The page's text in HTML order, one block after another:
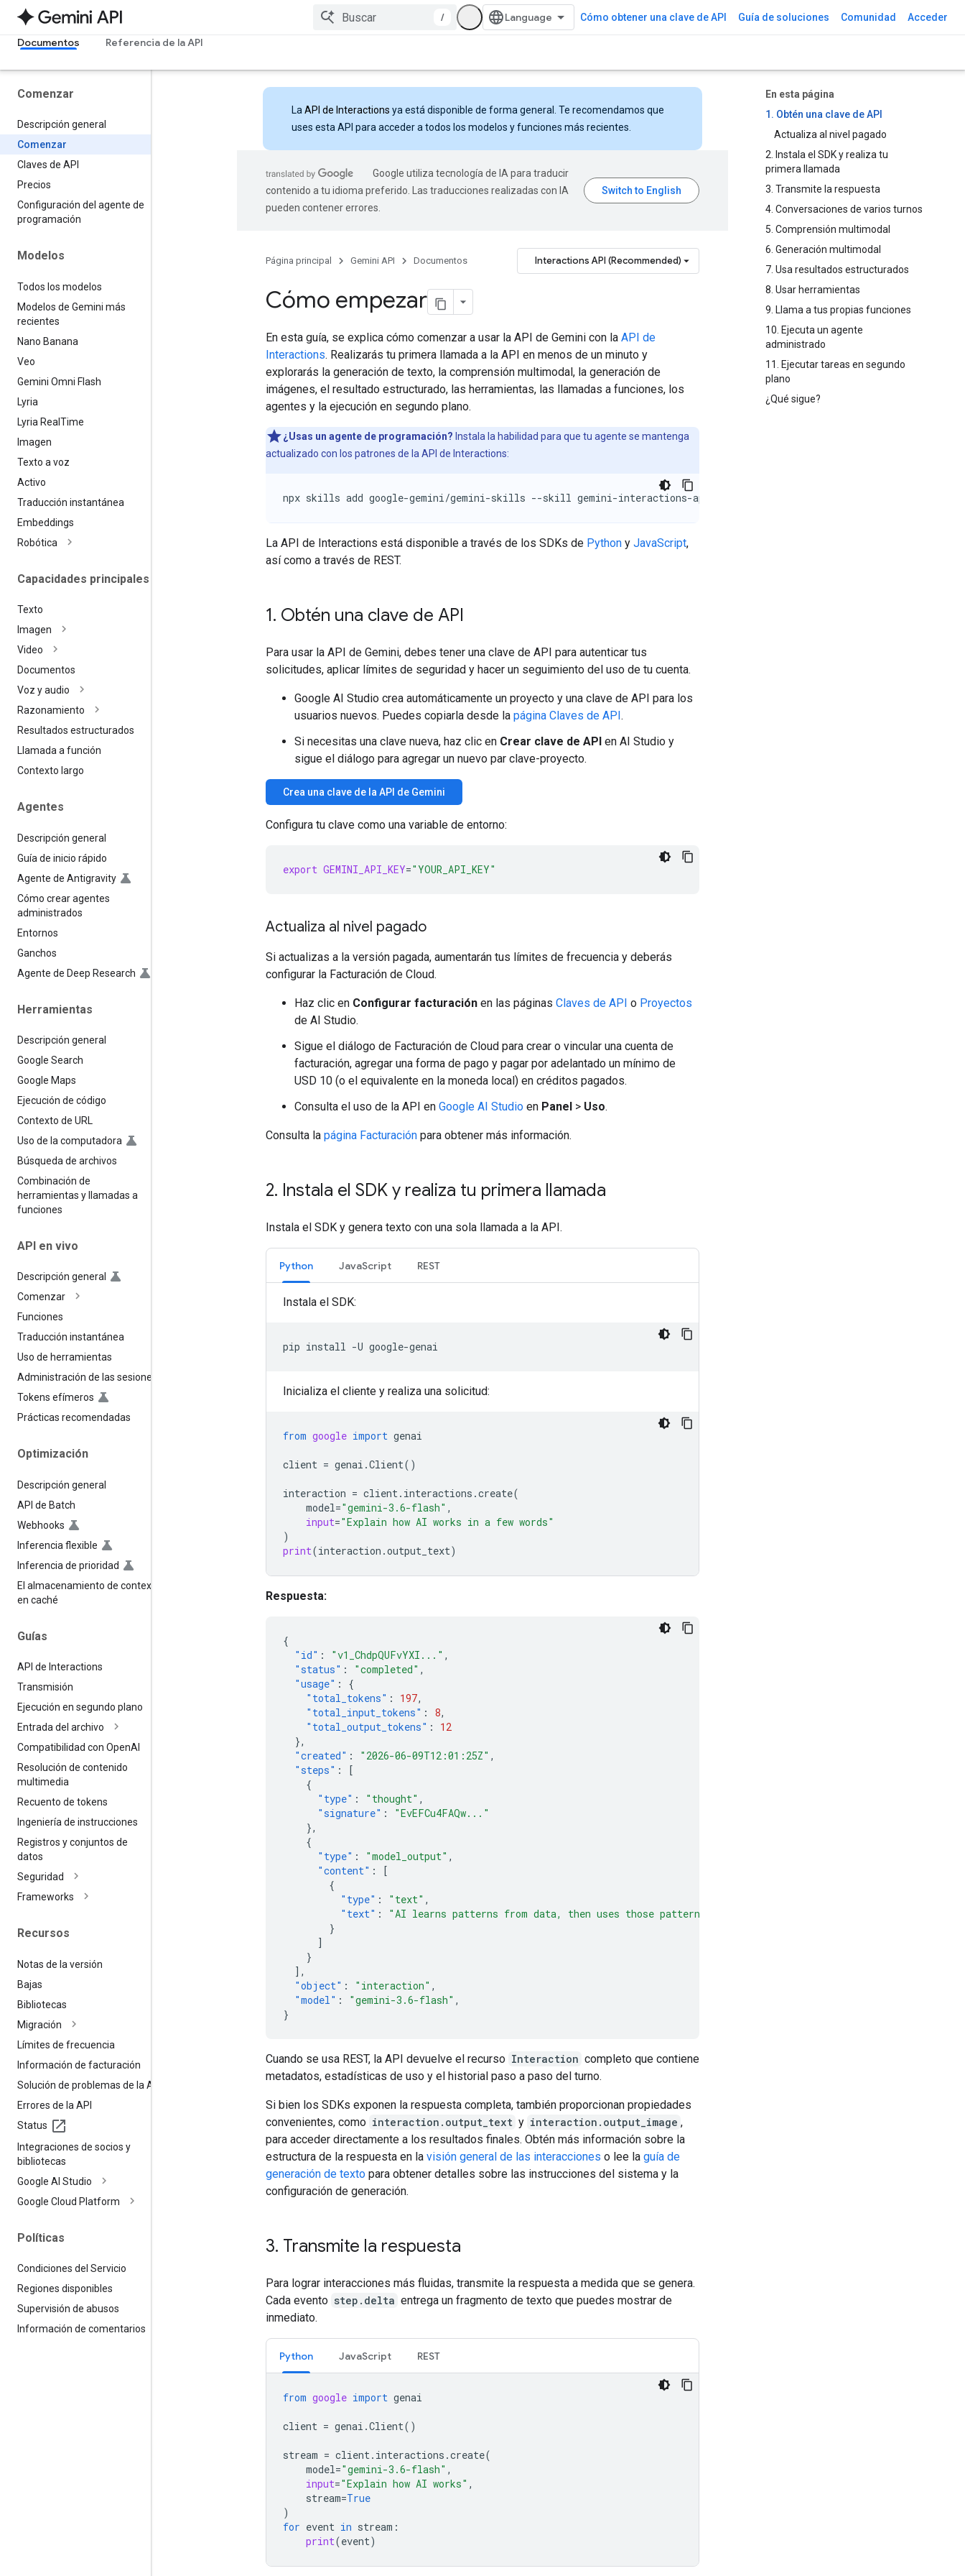
/ Cómo obtener una clave de API Guía de soluciones Comunidad Acceder
Documentos Referencia de la API
Comenzar
Descripción general
Comenzar
Claves de API
Precios
Configuración del agente de
programación
Modelos
Todos los modelos
Modelos de Gemini más
recientes
Nano Banana
Veo
Gemini Omni Flash
Lyria
Lyria Real Time
Imagen
Texto a voz
Activo
Traducción instantánea
Embeddings
Robótica
Capacidades principales
Texto
Imagen
Video
Documentos
Voz y audio
Razonamiento
Resultados estructurados
Llamada a función
Contexto largo
Agentes
Descripción general
Guía de inicio rápido
Agente de Antigravity
Cómo crear agentes
administrados
Entornos
Ganchos
Agente de Deep Research
Herramientas
Descripción general
Google Search
Google Maps
Ejecución de código
Contexto de URL
Uso de la computadora
Búsqueda de archivos
Combinación de
herramientas y llamadas a
funciones
API en vivo
Descripción general
Comenzar
Funciones
Traducción instantánea
Uso de herramientas
Administración de las sesiones
Tokens efímeros
Prácticas recomendadas
Optimización
Descripción general
API de Batch
Webhooks
Inferencia flexible
Inferencia de prioridad
El almacenamiento de contexto
en caché
Guías
API de Interactions
Transmisión
Ejecución en segundo plano
Entrada del archivo
Compatibilidad con OpenAI
Resolución de contenido
multimedia
Recuento de tokens
Ingeniería de instrucciones
Registros y conjuntos de
datos
Seguridad
Frameworks
Recursos
Notas de la versión
Bajas
Bibliotecas
Migración
Límites de frecuencia
Información de facturación
Solución de problemas de la API
Errores de la API
Status
Integraciones de socios y
bibliotecas
Google AI Studio
Google Cloud Platform
Políticas
Condiciones del Servicio
Regiones disponibles
Supervisión de abusos
Información de comentarios
En esta página
1. Obtén una clave de API
Actualiza al nivel pagado
2. Instala el SDK y realiza tu
primera llamada
3. Transmite la respuesta
4. Conversaciones de varios turnos
5. Comprensión multimodal
6. Generación multimodal
7. Usa resultados estructurados
8. Usar herramientas
9. Llama a tus propias funciones
10. Ejecuta un agente
administrado
11. Ejecutar tareas en segundo
plano
¿Qué sigue?
La API de Interactions ya está disponible de forma general. Te recomendamos que
uses esta API para acceder a todos los modelos y funciones más recientes.
Google utiliza tecnología de IA para traducir
contenido a tu idioma preferido. Las traducciones realizadas con IA
pueden contener errores.
Página principal Gemini API Documentos Interactions API (Recommended)
Cómo empezar
En esta guía, se explica cómo comenzar a usar la API de Gemini con la API de
Interactions. Realizarás tu primera llamada a la API en menos de un minuto y
explorarás la generación de texto, la comprensión multimodal, la generación de
imágenes, el resultado estructurado, las herramientas, las llamadas a funciones, los
agentes y la ejecución en segundo plano.
¿Usas un agente de programación? Instala la habilidad para que tu agente se mantenga
actualizado con los patrones de la API de Interactions:
npx skills add google-gemini/gemini-skills --skill gemini-interactions-api
La API de Interactions está disponible a través de los SDKs de Python y JavaScript,
así como a través de REST.
1. Obtén una clave de API
Para usar la API de Gemini, debes tener una clave de API para autenticar tus
solicitudes, aplicar límites de seguridad y hacer un seguimiento del uso de tu cuenta.
Google AI Studio crea automáticamente un proyecto y una clave de API para los
usuarios nuevos. Puedes copiarla desde la página Claves de API.
Si necesitas una clave nueva, haz clic en Crear clave de API en AI Studio y
sigue el diálogo para agregar un nuevo par clave-proyecto.
Crea una clave de la API de Gemini
Configura tu clave como una variable de entorno:
export GEMINI_API_KEY="YOUR_API_KEY"
Actualiza al nivel pagado
Si actualizas a la versión pagada, aumentarán tus límites de frecuencia y deberás
configurar la Facturación de Cloud.
Haz clic en Configurar facturación en las páginas Claves de API o Proyectos
de AI Studio.
Sigue el diálogo de Facturación de Cloud para crear o vincular una cuenta de
facturación, agregar una forma de pago y pagar por adelantado un mínimo de
USD 10 (o el equivalente en la moneda local) en créditos pagados.
Consulta el uso de la API en Google AI Studio en Panel > Uso.
Consulta la página Facturación para obtener más información.
2. Instala el SDK y realiza tu primera llamada
Instala el SDK y genera texto con una sola llamada a la API.
Python JavaScript REST
Instala el SDK:
pip install -U
Inicializa el cliente y realiza una solicitud:
from google import genai
client = genai .Client()
interaction = client. interactions .create(
model="gemini-3.6-flash" ,
input="Explain how AI works in a few words"
)
print(interaction .output_text)
Respuesta:
{
"id" : "v1_ChdpQUFvYXI..." ,
"status" : "completed" ,
"usage" :
{
"total_tokens" : 197,
"total_input_tokens" : 8,
"total_output_tokens" :
12
},
"created" : "2026-06-09T12:01:25Z" ,
"steps" :
[
{
"type" : "thought" ,
"signature" :
"EvEFCu4FAQw..."
},
{
"type" : "model_output" ,
"content" :
[
{
"type" : "text" ,
"text" :
"AI learns patterns from data, then uses those patterns to make predictions or decisions on new
}
]
}
],
"object" : "interaction" ,
"model" : "gemini-3.6-flash" ,
}
Cuando se usa REST, la API devuelve el recurso Interaction completo que contiene
metadatos, estadísticas de uso y el historial paso a paso del turno.
Si bien los SDKs exponen la respuesta completa, también proporcionan propiedades
convenientes, como interaction.output_text y interaction.output_image ,
para acceder directamente a los resultados finales. Obtén más información sobre la
estructura de la respuesta en la visión general de las interacciones o lee la guía de
generación de texto para obtener detalles sobre las instrucciones del sistema y la
configuración de generación.
3. Transmite la respuesta
Para lograr interacciones más fluidas, transmite la respuesta a medida que se genera.
Cada evento step.delta entrega un fragmento de texto que puedes mostrar de
inmediato.
Python JavaScript REST
from google import genai
client = genai .Client()
stream = client. interactions .create(
model="gemini-3.6-flash" ,
input="Explain how AI works" ,
stream=True
)
for event in stream :
print(event)